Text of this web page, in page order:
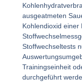
ausgeatmeten
Kohlendioxid einer
Stoffwechseltests
Trainingseinheit
durchgeführt